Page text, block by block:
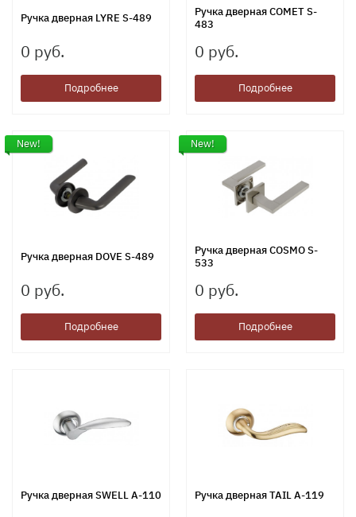
Ручка дверная LYRE S-489
0 руб.
Подробнее
Ручка дверная COMET S-
483
0 руб.
Подробнее
New!
Ручка дверная DOVE S-489
0 руб.
Подробнее
New!
Ручка дверная COSMO S-
533
0 руб.
Подробнее
Ручка дверная SWELL A-110 Ручка дверная TAIL A-119